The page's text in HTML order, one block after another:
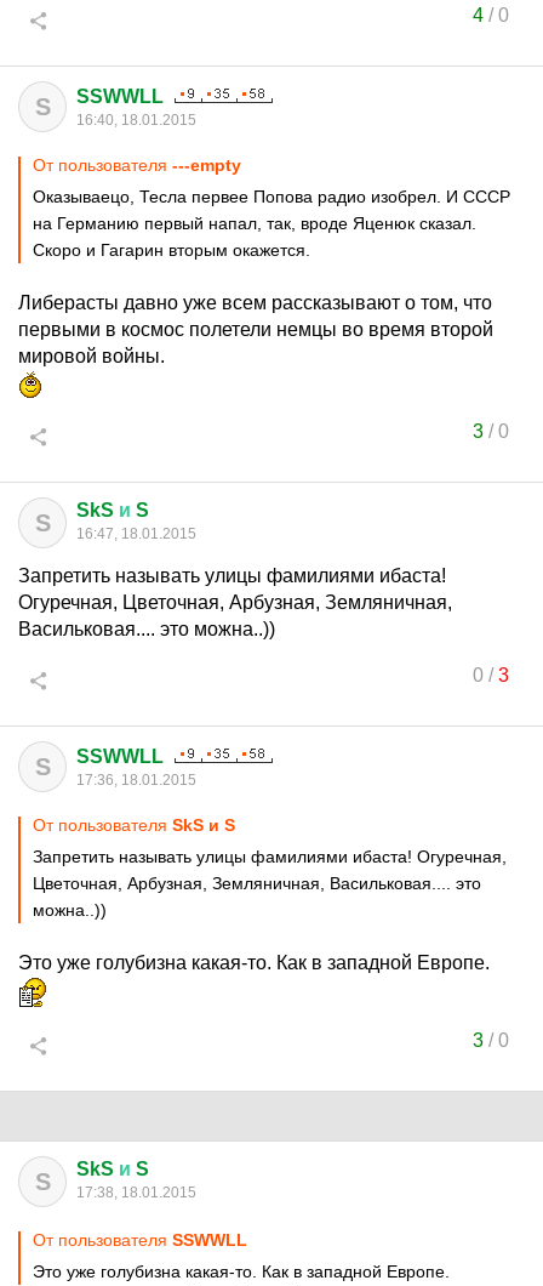
4/0
S SSWWLL
16:40, 18.01.2015
От пользователя ---empty
Оказываецо, Тесла первее Попова радио изобрел. И СССР
на Германию первый напал, так, вроде Яценюк сказал.
Скоро и Гагарин вторым окажется.
Либерасты давно уже всем рассказывают о том, что
первыми в космос полетели немцы во время второй
мировой войны.
3/0
S SkS и S
16:47, 18.01.2015
Запретить называть улицы фамилиями ибаста!
Огуречная, Цветочная, Арбузная, Земляничная,
Васильковая.... это можна..))
0/3
S SSWWLL
17:36, 18.01.2015
От пользователя SkS и S
Запретить называть улицы фамилиями ибаста! Огуречная,
Цветочная, Арбузная, Земляничная, Васильковая.... это
можна..))
Это уже голубизна какая-то. Как в западной Европе.
3/0
S SkS и S
17:38, 18.01.2015
От пользователя SSWWLL
Это уже голубизна какая-то. Как в западной Европе.